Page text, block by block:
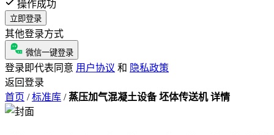
操作成功
立即登录
其他登录方式
微信一键登录
登录即代表同意 用户协议 和 隐私政策
返回登录
首页 / 标准库 / 蒸压加气混凝土设备 坯体传送机 详情